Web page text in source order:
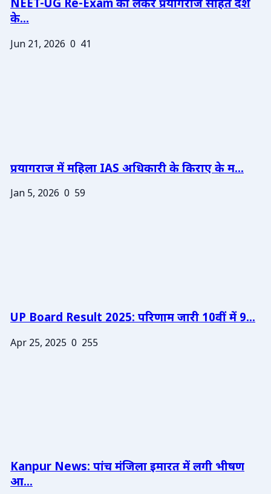
NEET-UG Re-Exam को लेकर प्रयागराज सहित देश
के...
Jun 21, 2026 0 41
प्रयागराज में महिला IAS अधिकारी के किराए के म...
Jan 5, 2026 0 59
UP Board Result 2025: परिणाम जारी 10वीं में 9...
Apr 25, 2025 0 255
Kanpur News: पांच मंजिला इमारत में लगी भीषण
आ...